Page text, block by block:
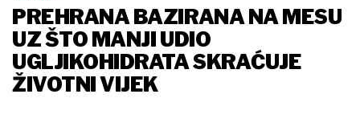
PREHRANA BAZIRANA NA MESU
UZ ŠTO MANJI UDIO
UGLJIKOHIDRATA SKRAĆUJE
ŽIVOTNI VIJEK